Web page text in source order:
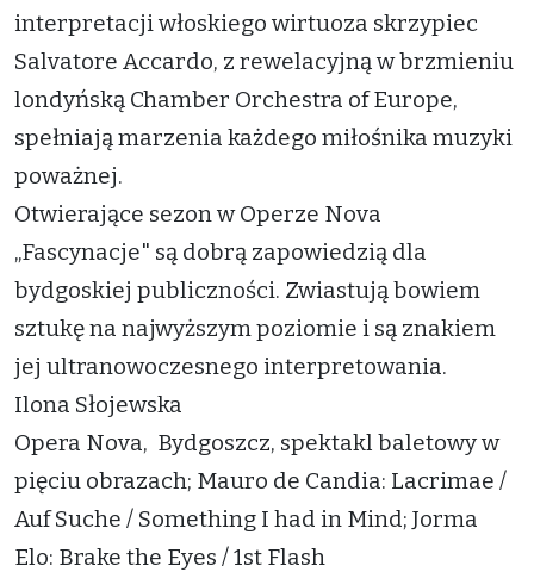
interpretacji włoskiego wirtuoza skrzypiec
Salvatore Accardo, z rewelacyjną w brzmieniu
londyńską Chamber Orchestra of Europe,
spełniają marzenia każdego miłośnika muzyki
poważnej.
Otwierające sezon w Operze Nova
„Fascynacje" są dobrą zapowiedzią dla
bydgoskiej publiczności. Zwiastują bowiem
sztukę na najwyższym poziomie i są znakiem
jej ultranowoczesnego interpretowania.
Ilona Słojewska
Opera Nova, Bydgoszcz, spektakl baletowy w
pięciu obrazach; Mauro de Candia: Lacrimae /
Auf Suche / Something I had in Mind; Jorma
Elo: Brake the Eyes / 1st Flash